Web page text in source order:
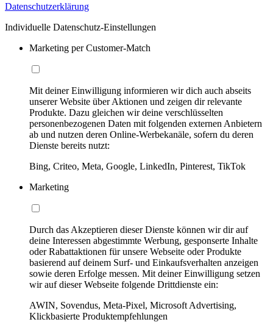
Datenschutzerklärung
Individuelle Datenschutz-Einstellungen
Marketing per Customer-Match
Mit deiner Einwilligung informieren wir dich auch abseits
unserer Website über Aktionen und zeigen dir relevante
Produkte. Dazu gleichen wir deine verschlüsselten
personenbezogenen Daten mit folgenden externen Anbietern
ab und nutzen deren Online-Werbekanäle, sofern du deren
Dienste bereits nutzt:
Bing, Criteo, Meta, Google, LinkedIn, Pinterest, TikTok
Marketing
Durch das Akzeptieren dieser Dienste können wir dir auf
deine Interessen abgestimmte Werbung, gesponserte Inhalte
oder Rabattaktionen für unsere Webseite oder Produkte
basierend auf deinem Surf- und Einkaufsverhalten anzeigen
sowie deren Erfolge messen. Mit deiner Einwilligung setzen
wir auf dieser Webseite folgende Drittdienste ein:
AWIN, Sovendus, Meta-Pixel, Microsoft Advertising,
Klickbasierte Produktempfehlungen